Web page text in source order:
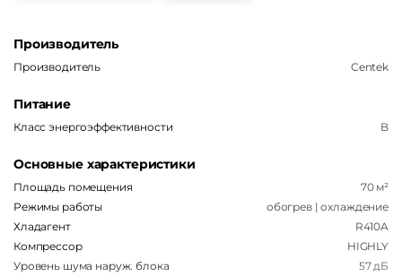
Производитель
Производитель Centek
Питание
Класс энергоэффективности B
Основные характеристики
Площадь помещения
70 м²
Режимы работы
обогрев | охлаждение
Хладагент
R410A
Компрессор
HIGHLY
Уровень шума наруж. блока
57 дБ